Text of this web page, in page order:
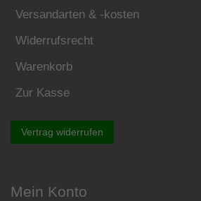
Versandarten & -kosten
Widerrufsrecht
Warenkorb
Zur Kasse
Vertrag widerrufen
Mein Konto